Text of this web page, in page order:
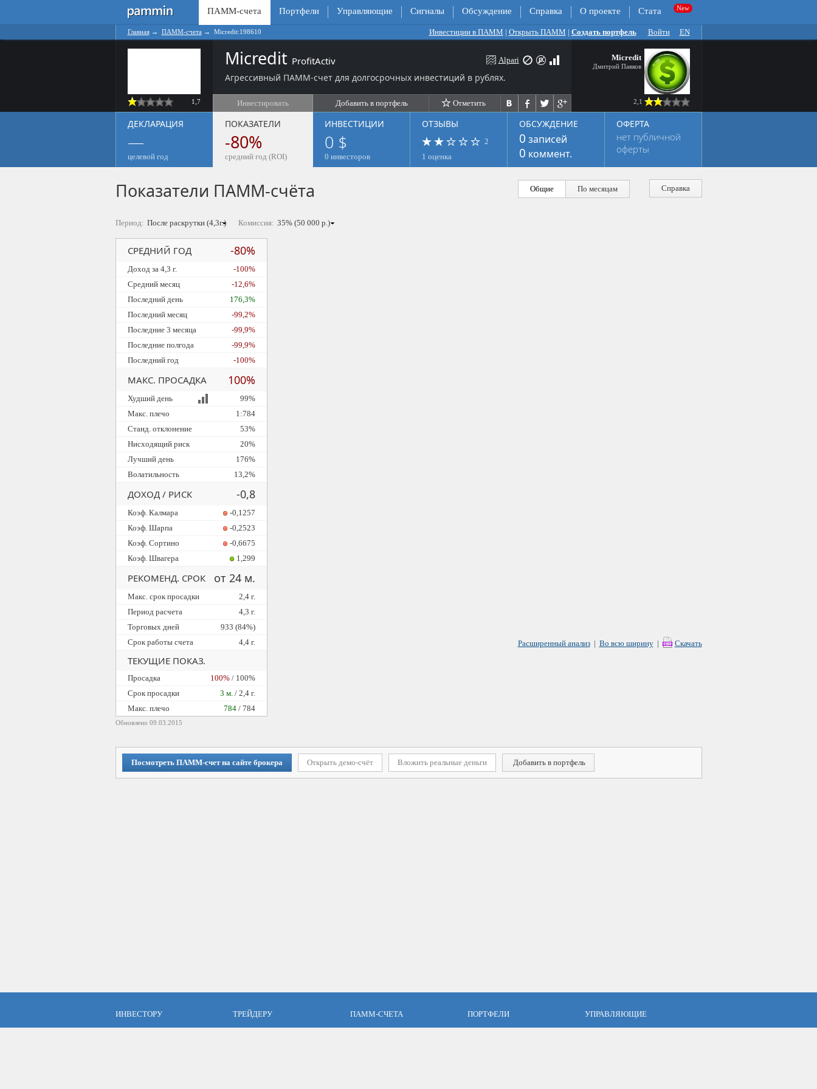
ПАММ-счета Портфели Управляющие Сигналы Обсуждение Справка О проекте Стата
Главная→ ПАММ-счета → Micredit:198610 Инвестиции в ПАММ | Открыть ПАММ | Создать портфель Войти EN
1,7
Micredit ProfitActiv
Агрессивный ПАММ-счет для долгосрочных инвестиций в рублях.
Alpari
Инвестировать Добавить в портфель Отметить
Micredit
Дмитрий Павков
2,1
ДЕКЛАРАЦИЯ
—
целевой год
ПОКАЗАТЕЛИ
-80%
средний год (ROI)
ИНВЕСТИЦИИ
0 $
0 инвесторов
ОТЗЫВЫ
2
1 оценка
ОБСУЖДЕНИЕ
0 записей
0 коммент.
ОФЕРТА
нет публичной
оферты
Справка
Показатели ПАММ-счёта Общие По месяцам
Период: Комиссия:
Обновлено 09.03.2015
СРЕДНИЙ ГОД -80%
Доход за 4,3 г.
-100%
Средний месяц
-12,6%
Последний день
176,3%
Последний месяц
-99,2%
Последние 3 месяца
-99,9%
Последние полгода
-99,9%
Последний год
-100%
МАКС. ПРОСАДКА 100%
Худший день
99%
Макс. плечо
1:784
Станд. отклонение
53%
Нисходящий риск
20%
Лучший день
176%
Волатильность
13,2%
ДОХОД / РИСК -0,8
Коэф. Калмара
-0,1257
Коэф. Шарпа
-0,2523
Коэф. Сортино
-0,6675
Коэф. Швагера
1,299
РЕКОМЕНД. СРОК от 24 м.
Макс. срок просадки
2,4 г.
Период расчета
4,3 г.
Торговых дней
933 (84%)
Срок работы счета
4,4 г.
ТЕКУЩИЕ ПОКАЗ.
Просадка 100%/ 100%
Cрок просадки
3 м./ 2,4 г.
Макс. плечо
784/ 784
Расширенный анализ| Во всю ширину| Скачать
Посмотреть ПАММ-счет на сайте брокера Открыть демо-счёт Вложить реальные деньги Добавить в портфель
ИНВЕСТОРУ
ТРЕЙДЕРУ
ПАММ-СЧЕТА
ПОРТФЕЛИ
УПРАВЛЯЮЩИЕ